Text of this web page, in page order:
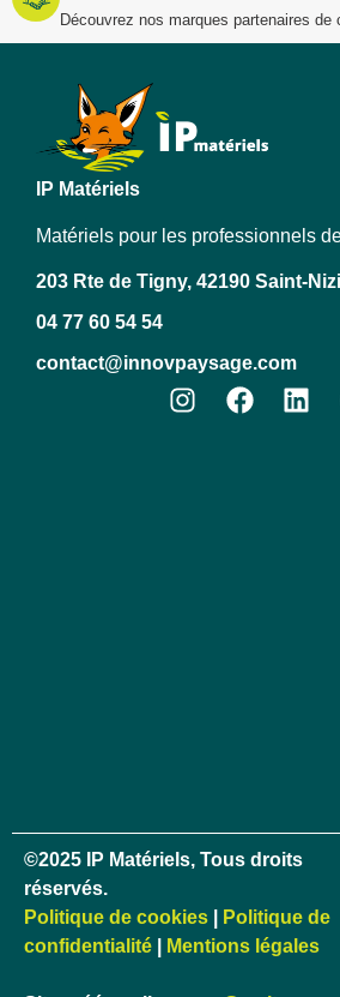
Découvrez nos marques partenaires de
IP Matériels
Matériels pour les professionnels
203 Rte de Tigny, 42190 Saint-
04 77 60 54 54
contact@innovpaysage.com
©2025 IP Matériels, Tous droits
réservés.
Politique de cookies
Politique de
confidentialité
Mentions légales